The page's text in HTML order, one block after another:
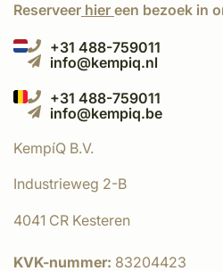
Reserveer hier een bezoek in
+31 488-759011
info@kempiq.nl
+31 488-759011
info@kempiq.be
KempíQ B.V.
Industrieweg 2-B
4041 CR Kesteren
KVK-nummer: 83204423